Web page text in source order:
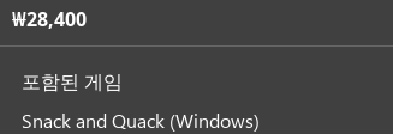
₩28,400
포함된 게임
Snack and Quack (Windows)